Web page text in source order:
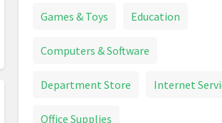
Games & Toys Education
Computers & Software
Department Store Internet
Office Supplies